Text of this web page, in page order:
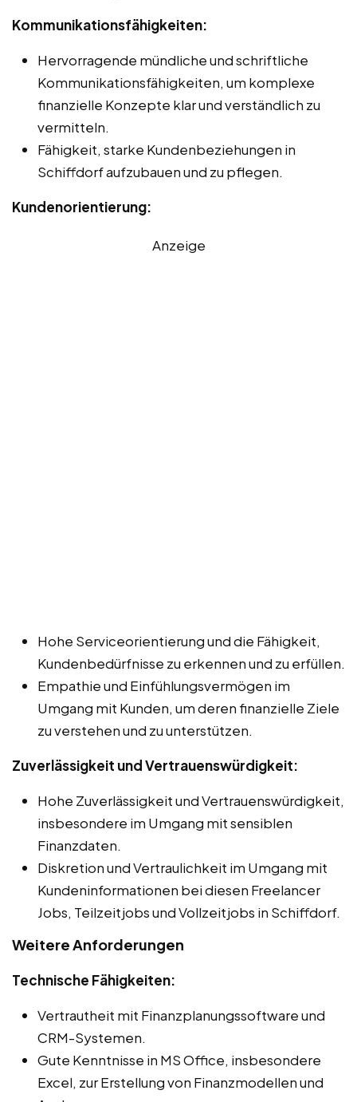
Kommunikationsfähigkeiten:
Hervorragende mündliche und schriftliche
Kommunikationsfähigkeiten, um komplexe
finanzielle Konzepte klar und verständlich zu
vermitteln.
Fähigkeit, starke Kundenbeziehungen in
Schiffdorf aufzubauen und zu pflegen.
Kundenorientierung:
Anzeige
Hohe Serviceorientierung und die Fähigkeit,
Kundenbedürfnisse zu erkennen und zu erfüllen.
Empathie und Einfühlungsvermögen im
Umgang mit Kunden, um deren finanzielle Ziele
zu verstehen und zu unterstützen.
Zuverlässigkeit und Vertrauenswürdigkeit:
Hohe Zuverlässigkeit und Vertrauenswürdigkeit,
insbesondere im Umgang mit sensiblen
Finanzdaten.
Diskretion und Vertraulichkeit im Umgang mit
Kundeninformationen bei diesen Freelancer
Jobs, Teilzeitjobs und Vollzeitjobs in Schiffdorf.
Weitere Anforderungen
Technische Fähigkeiten:
Vertrautheit mit Finanzplanungssoftware und
CRM-Systemen.
Gute Kenntnisse in MS Office, insbesondere
Excel, zur Erstellung von Finanzmodellen und